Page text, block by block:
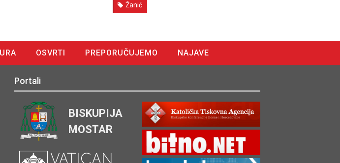
Žanić
OSVRTI PREPORUČUJEMO
NAJAVE
Portali
BISKUPIJA
MOSTAR